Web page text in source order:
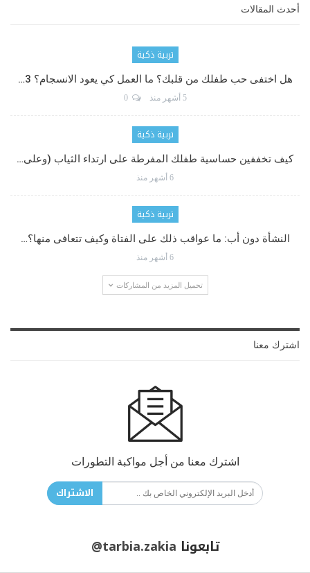
أحدث المقالات
تربية ذكية
هل اختفى حب طفلك من قلبك؟ ما العمل كي يعود الانسجام؟ 3…
5 أشهر منذ 0
تربية ذكية
كيف تخففين حساسية طفلك المفرطة على ارتداء الثياب (وعلى…
6 أشهر منذ
تربية ذكية
النشأة دون أب: ما عواقب ذلك على الفتاة وكيف تتعافى منها؟…
6 أشهر منذ
تحميل المزيد من المشاركات
اشترك معنا
اشترك معنا من أجل مواكبة التطورات
الاشتراك
تابعونا @tarbia.zakia